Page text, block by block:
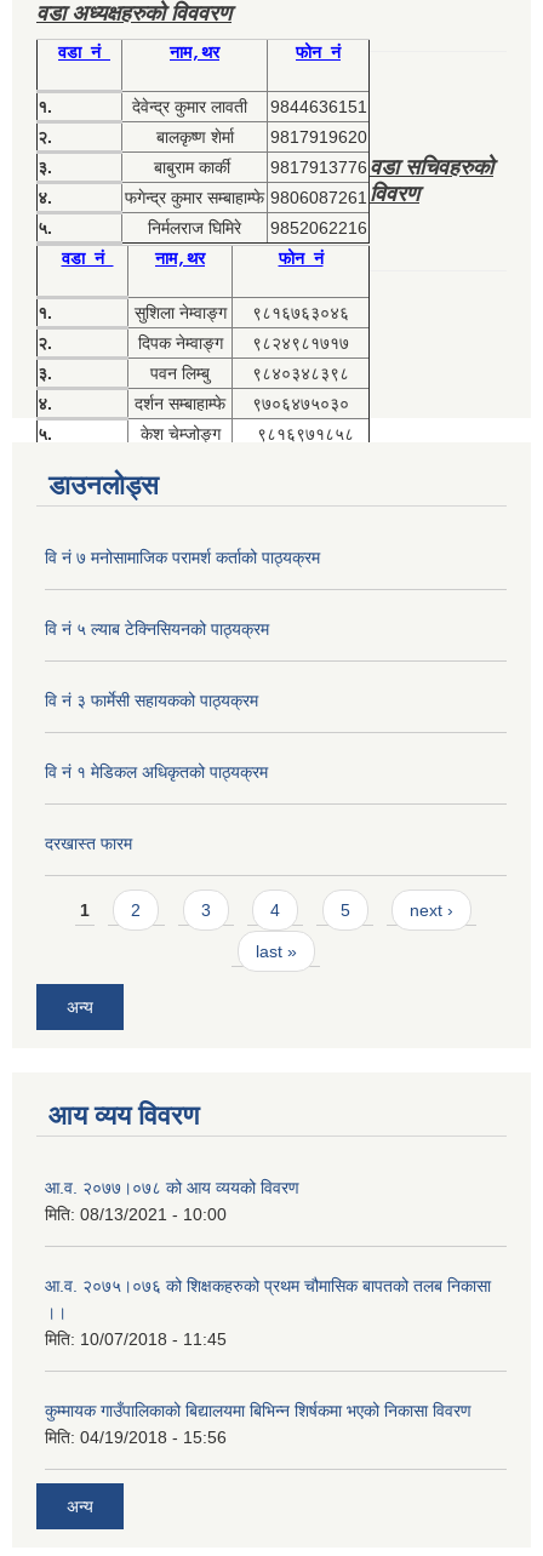
वडा अध्यक्षहरुको विववरण
वडा नं नाम,थर फोन नं
१. देवेन्द्र कुमार लावती
9844636151
२.
बालकृष्ण शेर्मा
9817919620
३.
बाबुराम कार्की
9817913776
४.
फगेन्द्र कुमार सम्बाहाम्फे 9806087261
५.
निर्मलराज घिमिरे 9852062216
वडा सचिवहरुको
विवरण
वडा नं नाम,थर फोन नं
१. सुशिला नेम्वाङ्ग
९८१६७६३०४६
२.
दिपक नेम्वाङ्ग
९८२४९८१७१७
३.
पवन लिम्बु
९८४०३४८३९८
४.
दर्शन सम्बाहाम्फे
९७०६४७५०३०
५.
केश चेम्जोङ्ग ९८१६९७१८५८
डाउनलोड्स
वि नं ७ मनोसामाजिक परामर्श कर्ताको पाठ्यक्रम
वि नं ५ ल्याब टेक्निसियनको पाठ्यक्रम
वि नं ३ फार्मेसी सहायकको पाठ्यक्रम
वि नं १ मेडिकल अधिकृतको पाठ्यक्रम
दरखास्त फारम
Pages
1 2 3 4 5 next ›
last »
अन्य
आय व्यय विवरण
आ.व. २०७७।०७८ को आय व्ययको विवरण
मिति: 08/13/2021 - 10:00
आ.व. २०७५।०७६ को शिक्षकहरुको प्रथम चौमासिक बापतको तलब निकासा
।।
मिति: 10/07/2018 - 11:45
कुम्मायक गाउँपालिकाको बिद्यालयमा बिभिन्न शिर्षकमा भएको निकासा विवरण
मिति: 04/19/2018 - 15:56
अन्य